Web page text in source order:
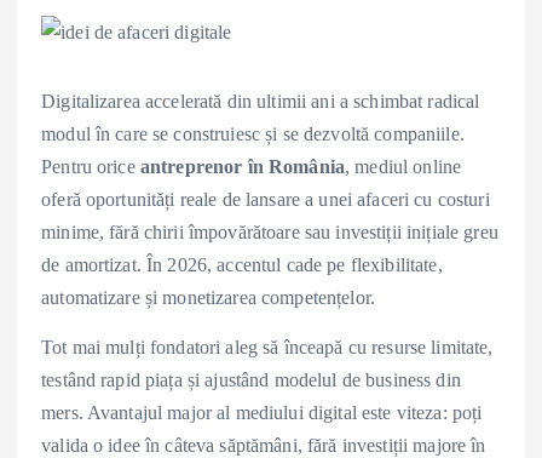
Digitalizarea accelerată din ultimii ani a schimbat radical
modul în care se construiesc și se dezvoltă companiile.
Pentru orice antreprenor în România, mediul online
oferă oportunități reale de lansare a unei afaceri cu costuri
minime, fără chirii împovărătoare sau investiții inițiale greu
de amortizat. În 2026, accentul cade pe flexibilitate,
automatizare și monetizarea competențelor.
Tot mai mulți fondatori aleg să înceapă cu resurse limitate,
testând rapid piața și ajustând modelul de business din
mers. Avantajul major al mediului digital este viteza: poți
valida o idee în câteva săptămâni, fără investiții majore în